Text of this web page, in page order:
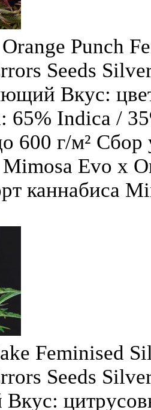
Punch
Seeds
Вкус:
65% Indica /
600 г/м² Сбор
Mimosa Evo x
каннабиса
Feminised
Seeds
Вкус: